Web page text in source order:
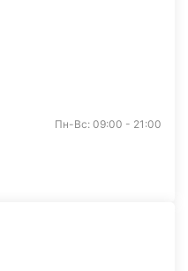
Пн-Вс: 09:00 - 21:00